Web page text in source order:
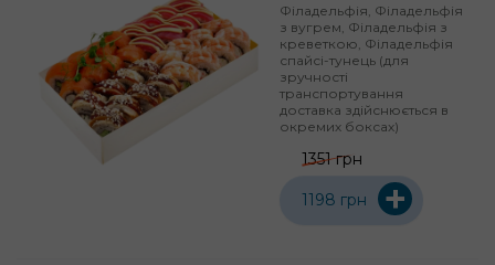
Філадельфія, Філадельфія
з вугрем, Філадельфія з
креветкою, Філадельфія
спайсі-тунець (для
зручності
транспортування
доставка здійснюється в
окремих боксах)
1351 грн
1198 грн +